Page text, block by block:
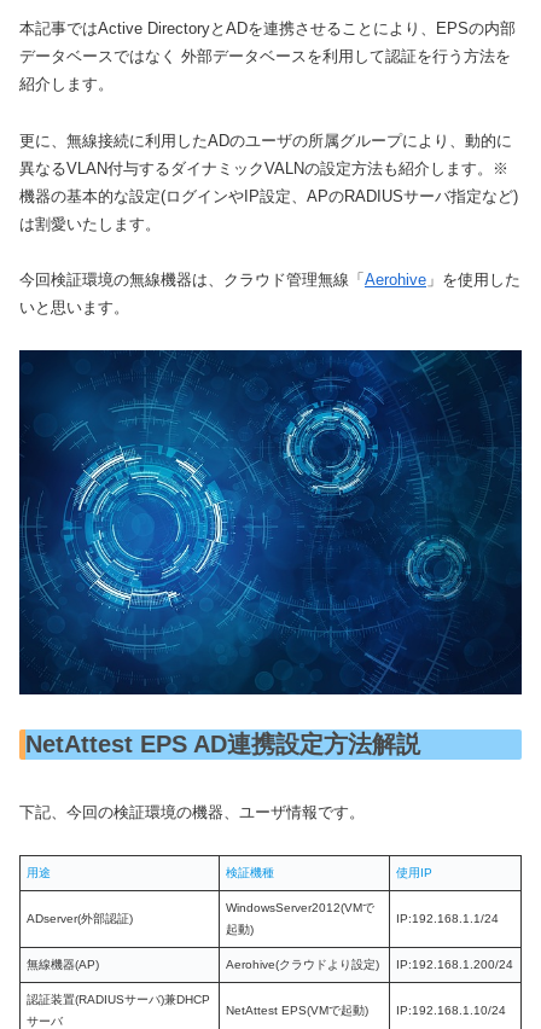
本記事ではActive DirectoryとADを連携させることにより、EPSの内部
データベースではなく 外部データベースを利用して認証を行う方法を
紹介します。
更に、無線接続に利用したADのユーザの所属グループにより、動的に
異なるVLAN付与するダイナミックVALNの設定方法も紹介します。※
機器の基本的な設定(ログインやIP設定、APのRADIUSサーバ指定など)
は割愛いたします。
今回検証環境の無線機器は、クラウド管理無線「 Aerohive 」を使用した
いと思います。
NetAttest EPS AD連携設定方法解説
下記、今回の検証環境の機器、ユーザ情報です。
用途 検証機種 使用IP
ADserver(外部認証)
WindowsServer2012(VMで
起動)
IP:192.168.1.1/24
無線機器(AP) Aerohive(クラウドより設定) IP:192.168.1.200/24
認証装置(RADIUSサーバ)兼DHCP
サーバ
NetAttest EPS(VMで起動) IP:192.168.1.10/24